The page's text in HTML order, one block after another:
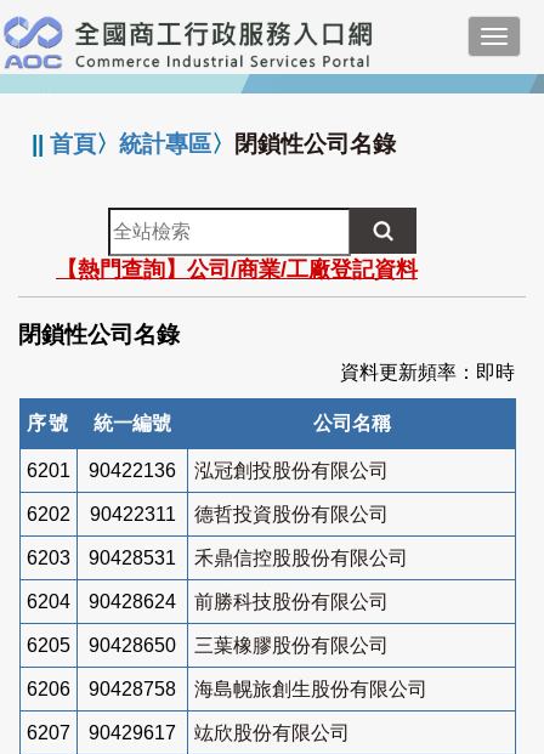
跳
到
主
要
:::
||首頁〉統計專區〉 閉鎖性公司名錄
全
站
檢
索
【熱門查詢】公司/商業/工廠登記資料
閉鎖性公司名錄
資料更新頻率：即時
序號 統一編號 公司名稱
6201 90422136 泓冠創投股份有限公司
6202 90422311 德哲投資股份有限公司
6203 90428531 禾鼎信控股股份有限公司
6204 90428624 前勝科技股份有限公司
6205 90428650 三葉橡膠股份有限公司
6206 90428758 海島幌旅創生股份有限公司
6207 90429617 竑欣股份有限公司